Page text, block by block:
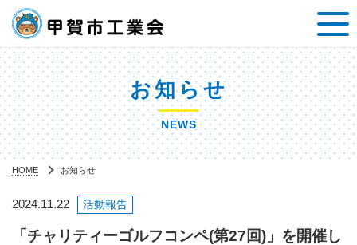
お知らせ
NEWS
HOME お知らせ
2024.11.22 活動報告
「チャリティーゴルフコンペ(第27回)」を開催し